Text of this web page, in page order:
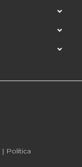
| Política